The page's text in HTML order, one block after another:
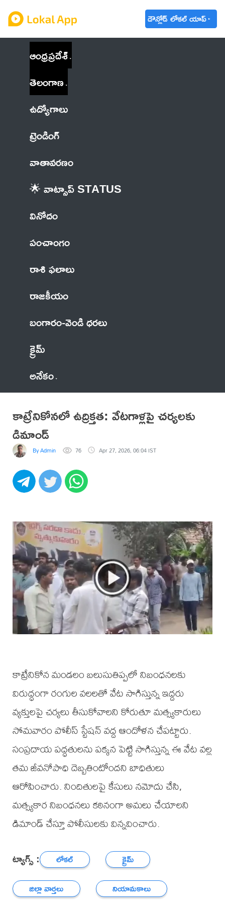
డౌన్లోడ్ లోకల్ యాప్
ఆంధ్రప్రదేశ్
తెలంగాణ
ఉద్యోగాలు
ట్రెండింగ్
వాతావరణం
🌟 వాట్సాప్ STATUS
వినోదం
పంచాంగం
రాశి ఫలాలు
రాజకీయం
బంగారం-వెండి ధరలు
క్రైమ్
అనేకం
కాట్రేనికోనలో ఉద్రిక్తత: వేటగాళ్లపై చర్యలకు
డిమాండ్
By Admin 76 Apr 27, 2026, 06:04 IST
కాట్రేనికోన మండలం బలుసుతిప్పలో నిబంధనలకు
విరుద్ధంగా రంగుల వలలతో వేట సాగిస్తున్న ఇద్దరు
వ్యక్తులపై చర్యలు తీసుకోవాలని కోరుతూ మత్స్యకారులు
సోమవారం పోలీస్ స్టేషన్ వద్ద ఆందోళన చేపట్టారు.
సంప్రదాయ పద్ధతులను పక్కన పెట్టి సాగిస్తున్న ఈ వేట వల్ల
తమ జీవనోపాధి దెబ్బతింటోందని బాధితులు
ఆరోపించారు. నిందితులపై కేసులు నమోదు చేసి,
మత్స్యకార నిబంధనలు కఠినంగా అమలు చేయాలని
డిమాండ్ చేస్తూ పోలీసులకు విన్నవించారు.
ట్యాగ్స్ : లోకల్
క్రైమ్
జిల్లా వార్తలు
నియామకాలు